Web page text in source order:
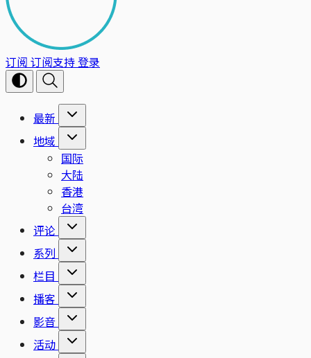
订阅 订阅支持登录
最新
地域
国际
大陆
香港
台湾
评论
系列
栏目
播客
影音
活动